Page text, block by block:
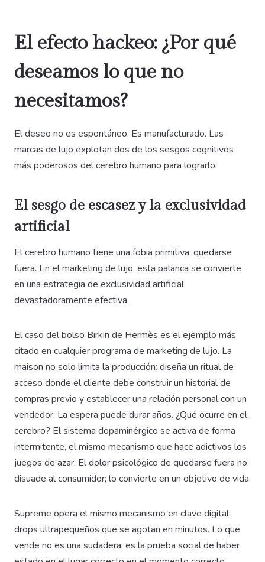
El efecto hackeo: ¿Por qué
deseamos lo que no
necesitamos?
El deseo no es espontáneo. Es manufacturado. Las
marcas de lujo explotan dos de los sesgos cognitivos
más poderosos del cerebro humano para lograrlo.
El sesgo de escasez y la exclusividad
artificial
El cerebro humano tiene una fobia primitiva: quedarse
fuera. En el marketing de lujo, esta palanca se convierte
en una estrategia de exclusividad artificial
devastadoramente efectiva.
El caso del bolso Birkin de Hermès es el ejemplo más
citado en cualquier programa de marketing de lujo. La
maison no solo limita la producción: diseña un ritual de
acceso donde el cliente debe construir un historial de
compras previo y establecer una relación personal con un
vendedor. La espera puede durar años. ¿Qué ocurre en el
cerebro? El sistema dopaminérgico se activa de forma
intermitente, el mismo mecanismo que hace adictivos los
juegos de azar. El dolor psicológico de quedarse fuera no
disuade al consumidor; lo convierte en un objetivo de vida.
Supreme opera el mismo mecanismo en clave digital:
drops ultrapequeños que se agotan en minutos. Lo que
vende no es una sudadera; es la prueba social de haber